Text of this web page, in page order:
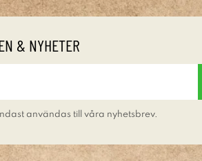
& NYHETER
användas till våra nyhetsbrev.